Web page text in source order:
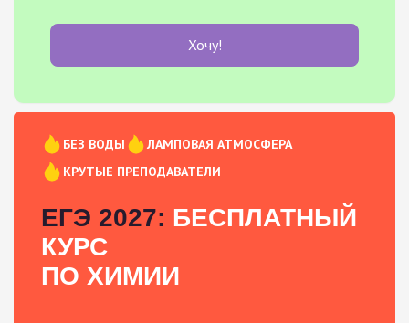
Хочу!
БЕЗ ВОДЫ
ЛАМПОВАЯ АТМОСФЕРА
КРУТЫЕ ПРЕПОДАВАТЕЛИ
ЕГЭ 2027: БЕСПЛАТНЫЙ
КУРС
ПО ХИМИИ